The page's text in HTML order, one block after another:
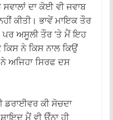
ਦਾ ਕੋਈ ਵੀ ਜਵਾਬ
ਕੀਤੀ। ਭਾਵੇਂ ਮਾਇਕ ਤੌਰ
ਪਰ ਅਸੂਲੀ ਤੌਰ ‘ਤੇ ਮੈਂ ਇਹ
ਨੇ ਕਿਸ ਨਾਲ ਕਿਉਂ
ਅਜਿਹਾ ਸਿਰਫ ਦਸ
ਡਰਾਈਵਰ ਕੀ ਸੋਚਦਾ
ਮੈਂ ਵੀ ਉੰਨਾ ਹੀ